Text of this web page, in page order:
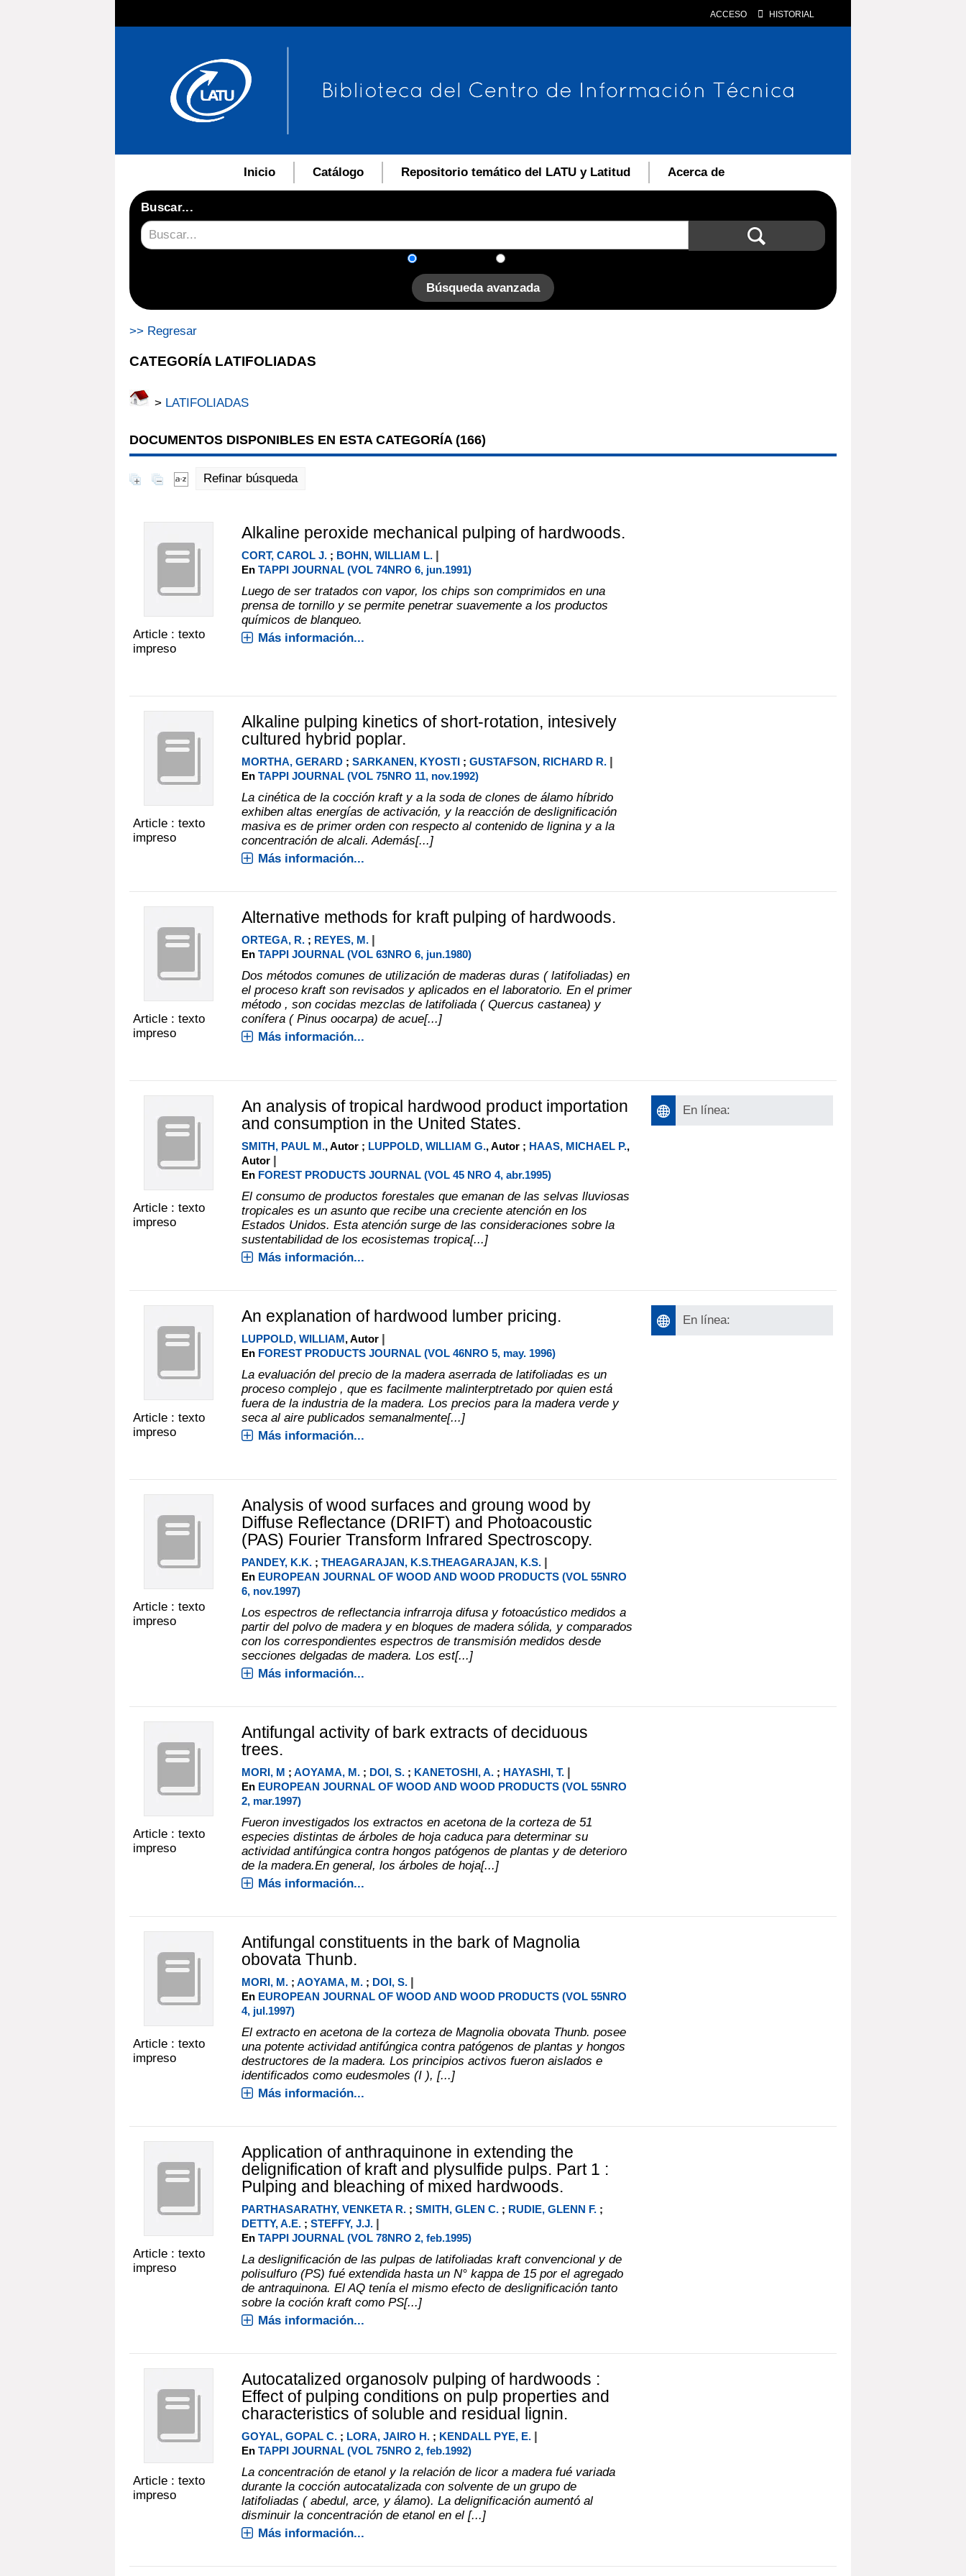
ACCESO HISTORIAL
Inicio Catálogo Repositorio temático del LATU y Latitud Acerca de
Buscar...
Búsqueda avanzada
>> Regresar
CATEGORÍA LATIFOLIADAS
> LATIFOLIADAS
DOCUMENTOS DISPONIBLES EN ESTA CATEGORÍA (166)
Refinar búsqueda
Article : texto
impreso
Alkaline peroxide mechanical pulping of hardwoods.
CORT, CAROL J.; BOHN, WILLIAM L. |
En TAPPI JOURNAL (VOL 74NRO 6, jun.1991)
Luego de ser tratados con vapor, los chips son comprimidos en una
prensa de tornillo y se permite penetrar suavemente a los productos
químicos de blanqueo.
Más información...
Article : texto
impreso
Alkaline pulping kinetics of short-rotation, intesively
cultured hybrid poplar.
MORTHA, GERARD; SARKANEN, KYOSTI; GUSTAFSON, RICHARD R. |
En TAPPI JOURNAL (VOL 75NRO 11, nov.1992)
La cinética de la cocción kraft y a la soda de clones de álamo híbrido
exhiben altas energías de activación, y la reacción de deslignificación
masiva es de primer orden con respecto al contenido de lignina y a la
concentración de alcali. Además[...]
Más información...
Article : texto
impreso
Alternative methods for kraft pulping of hardwoods.
ORTEGA, R.; REYES, M. |
En TAPPI JOURNAL (VOL 63NRO 6, jun.1980)
Dos métodos comunes de utilización de maderas duras ( latifoliadas) en
el proceso kraft son revisados y aplicados en el laboratorio. En el primer
método , son cocidas mezclas de latifoliada ( Quercus castanea) y
conífera ( Pinus oocarpa) de acue[...]
Más información...
Article : texto
impreso
An analysis of tropical hardwood product importation
and consumption in the United States.
SMITH, PAUL M., Autor ; LUPPOLD, WILLIAM G., Autor ; HAAS, MICHAEL P.,
Autor |
En FOREST PRODUCTS JOURNAL (VOL 45 NRO 4, abr.1995)
El consumo de productos forestales que emanan de las selvas lluviosas
tropicales es un asunto que recibe una creciente atención en los
Estados Unidos. Esta atención surge de las consideraciones sobre la
sustentabilidad de los ecosistemas tropica[...]
Más información...
En línea:
Article : texto
impreso
An explanation of hardwood lumber pricing.
LUPPOLD, WILLIAM, Autor |
En FOREST PRODUCTS JOURNAL (VOL 46NRO 5, may. 1996)
La evaluación del precio de la madera aserrada de latifoliadas es un
proceso complejo , que es facilmente malinterptretado por quien está
fuera de la industria de la madera. Los precios para la madera verde y
seca al aire publicados semanalmente[...]
Más información...
En línea:
Article : texto
impreso
Analysis of wood surfaces and groung wood by
Diffuse Reflectance (DRIFT) and Photoacoustic
(PAS) Fourier Transform Infrared Spectroscopy.
PANDEY, K.K.; THEAGARAJAN, K.S.THEAGARAJAN, K.S. |
En EUROPEAN JOURNAL OF WOOD AND WOOD PRODUCTS (VOL 55NRO
6, nov.1997)
Los espectros de reflectancia infrarroja difusa y fotoacústico medidos a
partir del polvo de madera y en bloques de madera sólida, y comparados
con los correspondientes espectros de transmisión medidos desde
secciones delgadas de madera. Los est[...]
Más información...
Article : texto
impreso
Antifungal activity of bark extracts of deciduous
trees.
MORI, M ; AOYAMA, M.; DOI, S.; KANETOSHI, A.; HAYASHI, T. |
En EUROPEAN JOURNAL OF WOOD AND WOOD PRODUCTS (VOL 55NRO
2, mar.1997)
Fueron investigados los extractos en acetona de la corteza de 51
especies distintas de árboles de hoja caduca para determinar su
actividad antifúngica contra hongos patógenos de plantas y de deterioro
de la madera.En general, los árboles de hoja[...]
Más información...
Article : texto
impreso
Antifungal constituents in the bark of Magnolia
obovata Thunb.
MORI, M.; AOYAMA, M.; DOI, S. |
En EUROPEAN JOURNAL OF WOOD AND WOOD PRODUCTS (VOL 55NRO
4, jul.1997)
El extracto en acetona de la corteza de Magnolia obovata Thunb. posee
una potente actividad antifúngica contra patógenos de plantas y hongos
destructores de la madera. Los principios activos fueron aislados e
identificados como eudesmoles (I ), [...]
Más información...
Article : texto
impreso
Application of anthraquinone in extending the
delignification of kraft and plysulfide pulps. Part 1 :
Pulping and bleaching of mixed hardwoods.
PARTHASARATHY, VENKETA R.; SMITH, GLEN C.; RUDIE, GLENN F.;
DETTY, A.E.; STEFFY, J.J. |
En TAPPI JOURNAL (VOL 78NRO 2, feb.1995)
La deslignificación de las pulpas de latifoliadas kraft convencional y de
polisulfuro (PS) fué extendida hasta un N° kappa de 15 por el agregado
de antraquinona. El AQ tenía el mismo efecto de deslignificación tanto
sobre la coción kraft como PS[...]
Más información...
Article : texto
impreso
Autocatalized organosolv pulping of hardwoods :
Effect of pulping conditions on pulp properties and
characteristics of soluble and residual lignin.
GOYAL, GOPAL C.; LORA, JAIRO H.; KENDALL PYE, E. |
En TAPPI JOURNAL (VOL 75NRO 2, feb.1992)
La concentración de etanol y la relación de licor a madera fué variada
durante la cocción autocatalizada con solvente de un grupo de
latifoliadas ( abedul, arce, y álamo). La delignificación aumentó al
disminuir la concentración de etanol en el [...]
Más información...